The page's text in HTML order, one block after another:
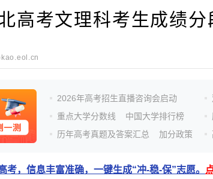
高考文理科考生成绩分
2026年高考招生直播咨询会启动
重点大学分数线
中国大学排行榜
历年高考真题及答案汇总
加分政策
，信息丰富准确，一键生成“冲-稳-保”志愿。